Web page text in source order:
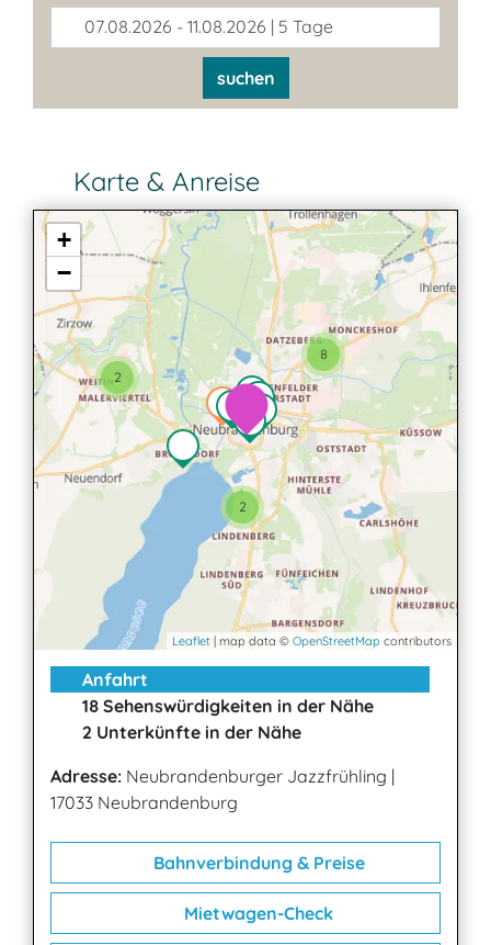
07.08.2026 - 11.08.2026 | 5 Tage
suchen
Karte & Anreise
8
2
2
+
−
Leaflet | map data © OpenStreetMap contributors
Anfahrt
18 Sehenswürdigkeiten in der Nähe
2 Unterkünfte in der Nähe
Adresse: Neubrandenburger Jazzfrühling |
17033 Neubrandenburg
Bahnverbindung & Preise
Mietwagen-Check